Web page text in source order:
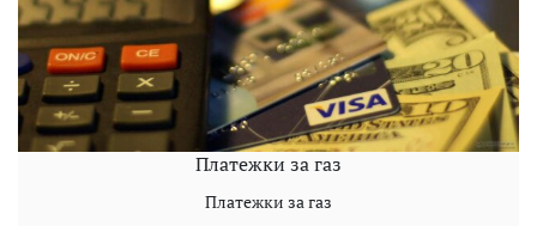
Платежки за газ
Платежки за газ